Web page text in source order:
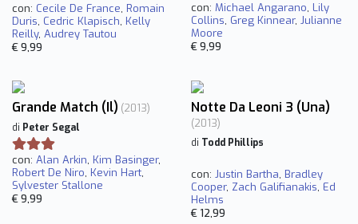
con: Cecile De France, Romain
Duris, Cedric Klapisch, Kelly
Reilly, Audrey Tautou
€ 9,99
con: Michael Angarano, Lily
Collins, Greg Kinnear, Julianne
Moore
€ 9,99
Grande Match (Il) (2013)
di Peter Segal
con: Alan Arkin, Kim Basinger,
Robert De Niro, Kevin Hart,
Sylvester Stallone
€ 9,99
Notte Da Leoni 3 (Una)
(2013)
di Todd Phillips
con: Justin Bartha, Bradley
Cooper, Zach Galifianakis, Ed
Helms
€ 12,99